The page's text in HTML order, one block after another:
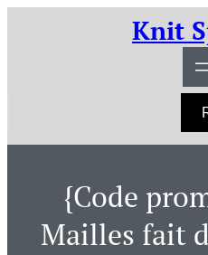
Knit
h
{Code
Mailles fait